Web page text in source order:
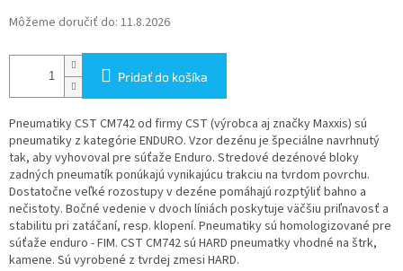
Môžeme doručiť do: 11.8.2026
Pridať do košíka
Pneumatiky CST CM742 od firmy CST (výrobca aj značky Maxxis) sú
pneumatiky z kategórie ENDURO. Vzor dezénu je špeciálne navrhnutý
tak, aby vyhovoval pre súťaže Enduro. Stredové dezénové bloky
zadných pneumatík ponúkajú vynikajúcu trakciu na tvrdom povrchu.
Dostatočne veľké rozostupy v dezéne pomáhajú rozptýliť bahno a
nečistoty. Bočné vedenie v dvoch líniách poskytuje väčšiu priľnavosť a
stabilitu pri zatáčaní, resp. klopení. Pneumatiky sú homologizované pre
súťaže enduro - FIM. CST CM742 sú HARD pneumatky vhodné na štrk,
kamene. Sú vyrobené z tvrdej zmesi HARD.